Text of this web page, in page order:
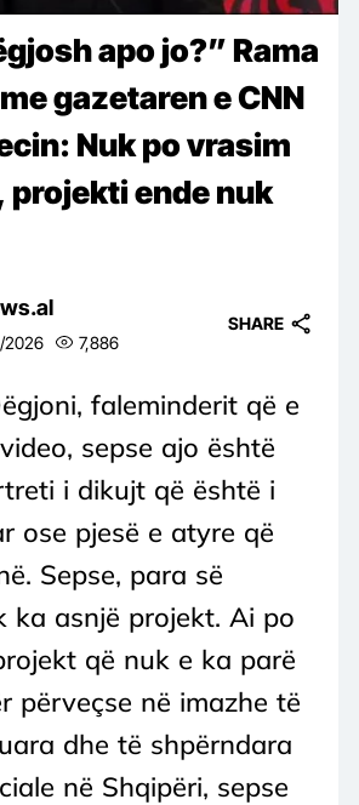
apo jo?” Rama
gazetaren e CNN
Nuk po vrasim
ende nuk
2026 7,886
SHARE
faleminderit që e
sepse ajo është
i dikujt që është i
ose pjesë e atyre që
Sepse, para së
ka asnjë projekt. Ai po
që nuk e ka parë
përveçse në imazhe të
dhe të shpërndara
në Shqipëri, sepse